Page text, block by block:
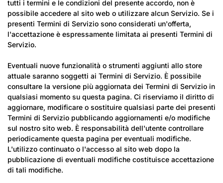
tutti i termini e le condizioni del presente accordo, non è
possibile accedere al sito web o utilizzare alcun Servizio. Se i
presenti Termini di Servizio sono considerati un'offerta,
l'accettazione è espressamente limitata ai presenti Termini di
Servizio.
Eventuali nuove funzionalità o strumenti aggiunti allo store
attuale saranno soggetti ai Termini di Servizio. È possibile
consultare la versione più aggiornata dei Termini di Servizio in
qualsiasi momento su questa pagina. Ci riserviamo il diritto di
aggiornare, modificare o sostituire qualsiasi parte dei presenti
Termini di Servizio pubblicando aggiornamenti e/o modifiche
sul nostro sito web. È responsabilità dell'utente controllare
periodicamente questa pagina per eventuali modifiche.
L'utilizzo continuato o l'accesso al sito web dopo la
pubblicazione di eventuali modifiche costituisce accettazione
di tali modifiche.